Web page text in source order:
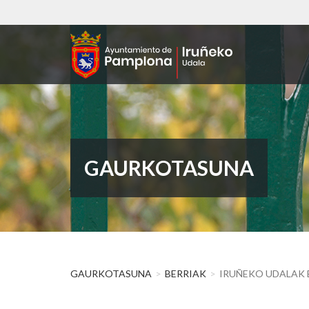
to
GAURKOTASUNA
GAURKOTASUNA BERRIAK IRUÑEKO